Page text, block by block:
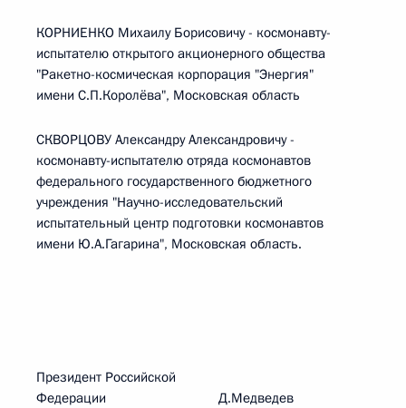
КОРНИЕНКО Михаилу Борисовичу - космонавту-
испытателю открытого акционерного общества
"Ракетно-космическая корпорация "Энергия"
имени С.П.Королёва", Московская область
СКВОРЦОВУ Александру Александровичу -
космонавту-испытателю отряда космонавтов
федерального государственного бюджетного
учреждения "Научно-исследовательский
испытательный центр подготовки космонавтов
имени Ю.А.Гагарина", Московская область.
Президент Российской
Федерации Д.Медведев